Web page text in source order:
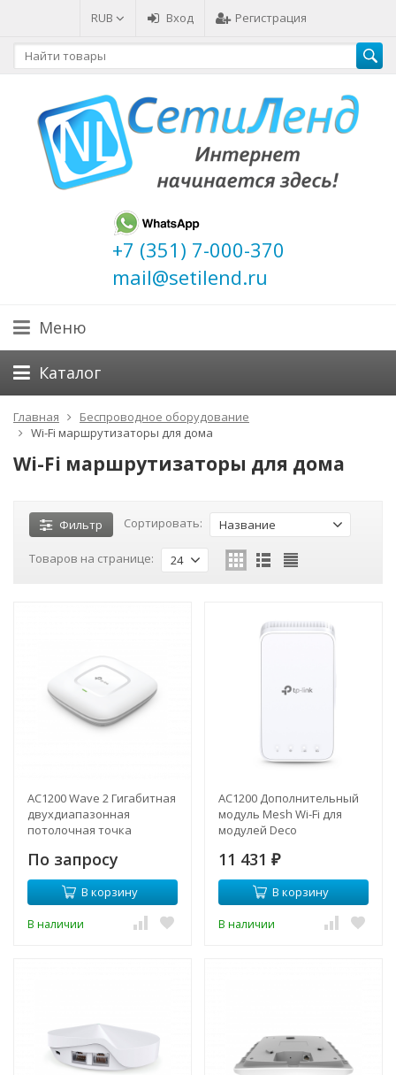
RUB Вход Регистрация
+7 (351) 7-000-370
mail@setilend.ru
Меню
Каталог
Главная
Беспроводное оборудование
Wi-Fi маршрутизаторы для дома
Wi-Fi маршрутизаторы для дома
Фильтр Сортировать: Название
Товаров на странице: 24
AC1200 Wave 2 Гигабитная
двухдиапазонная
потолочная точка
По запросу
В корзину
В наличии
AC1200 Дополнительный
модуль Mesh Wi-Fi для
модулей Deco
11 431 ₽
В корзину
В наличии